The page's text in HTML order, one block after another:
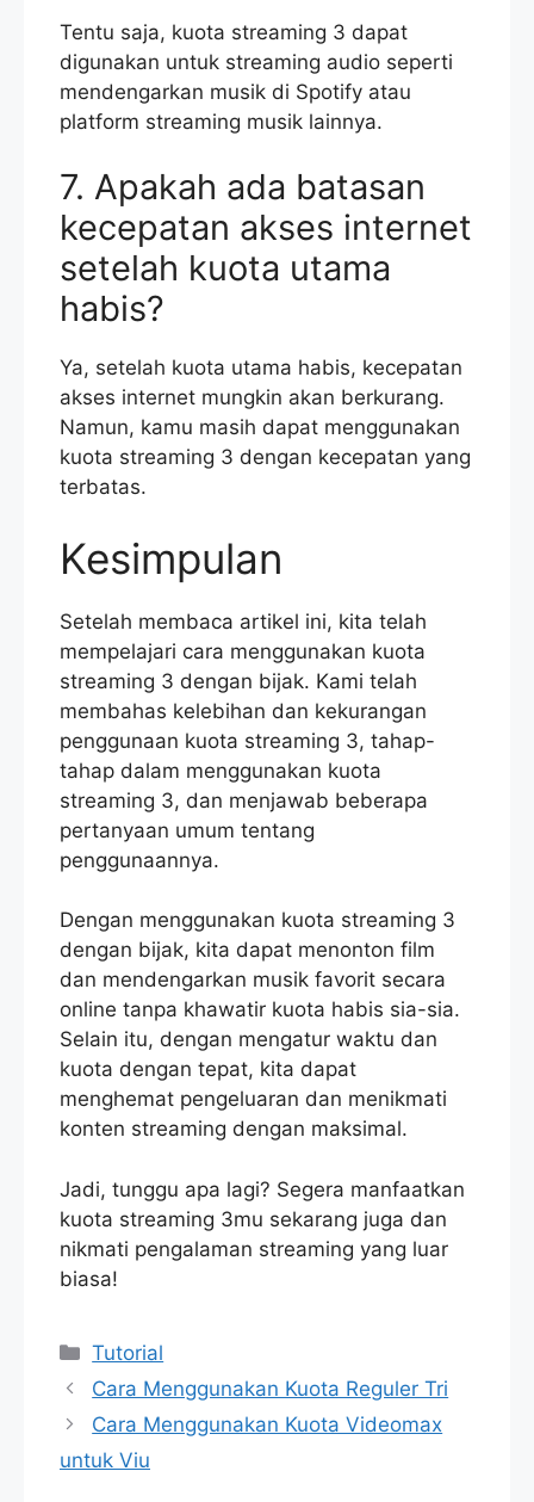
Tentu saja, kuota streaming 3 dapat
digunakan untuk streaming audio seperti
mendengarkan musik di Spotify atau
platform streaming musik lainnya.
7. Apakah ada batasan
kecepatan akses internet
setelah kuota utama
habis?
Ya, setelah kuota utama habis, kecepatan
akses internet mungkin akan berkurang.
Namun, kamu masih dapat menggunakan
kuota streaming 3 dengan kecepatan yang
terbatas.
Kesimpulan
Setelah membaca artikel ini, kita telah
mempelajari cara menggunakan kuota
streaming 3 dengan bijak. Kami telah
membahas kelebihan dan kekurangan
penggunaan kuota streaming 3, tahap-
tahap dalam menggunakan kuota
streaming 3, dan menjawab beberapa
pertanyaan umum tentang
penggunaannya.
Dengan menggunakan kuota streaming 3
dengan bijak, kita dapat menonton film
dan mendengarkan musik favorit secara
online tanpa khawatir kuota habis sia-sia.
Selain itu, dengan mengatur waktu dan
kuota dengan tepat, kita dapat
menghemat pengeluaran dan menikmati
konten streaming dengan maksimal.
Jadi, tunggu apa lagi? Segera manfaatkan
kuota streaming 3mu sekarang juga dan
nikmati pengalaman streaming yang luar
biasa!
Categories
Tutorial
Cara Menggunakan Kuota Reguler Tri
Cara Menggunakan Kuota Videomax
untuk Viu